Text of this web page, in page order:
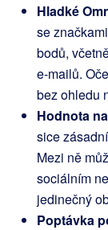
Hladké
se
bodů,
e-mailů.
bez ohledu
Hodnota
sice
Mezi ně
sociálním
jedinečný
Poptávka